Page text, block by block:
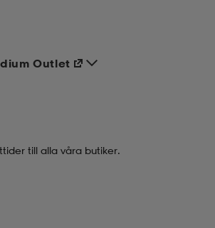
Outlet
till alla våra butiker.